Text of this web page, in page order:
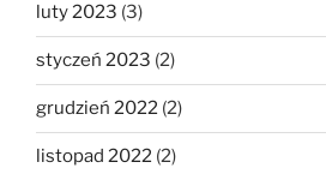
luty 2023 (3)
styczeń 2023 (2)
grudzień 2022 (2)
listopad 2022 (2)